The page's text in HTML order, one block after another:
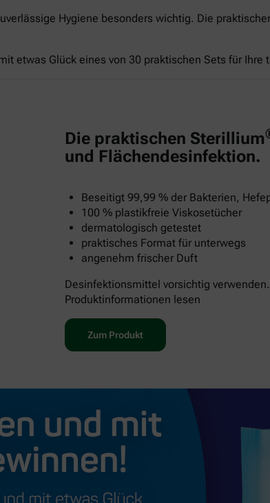
Hygiene besonders wichtig. Die
etwas Glück eines von 30 praktischen Sets für Ihre
Die praktischen Sterillium
und Flächendesinfektion.
Beseitigt 99,99 % der Bakterien,
100 % plastikfreie Viskosetücher
dermatologisch getestet
praktisches Format für unterwegs
angenehm frischer Duft
Desinfektionsmittel vorsichtig
Produktinformationen lesen
Zum Produkt